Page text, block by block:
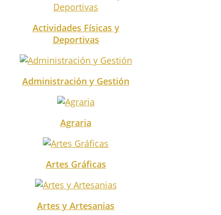
Actividades Físicas y
Deportivas
Administración y Gestión
Agraria
Artes Gráficas
Artes y Artesanias